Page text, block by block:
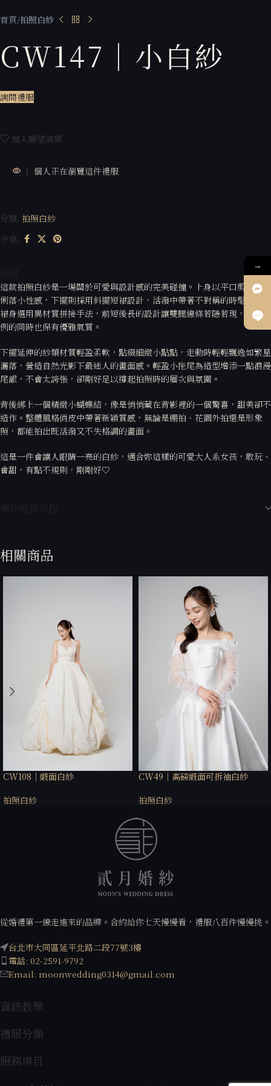
首頁 拍照白紗
CW147｜小白紗
詢問禮服
加入願望清單
1 個人正在瀏覽這件禮服
分類: 拍照白紗
分享:
這款拍照白紗是一場關於可愛與設計感的完美碰撞。上身以平口剪裁展現
俐落小性感，下擺則採用斜擺短裙設計，活潑中帶著不對稱的時髦態度。
裙身選用異材質拼接手法，前短後長的設計讓雙腿線條若隱若現，拉長比
例的同時也保有優雅氣質。
下擺延伸的紗類材質輕盈柔軟，點綴細緻小點點，走動時輕輕飄逸如繁星
灑落，營造自然光影下最迷人的畫面感。輕盈小拖尾為造型增添一點浪漫
尾韻，不會太誇張，卻剛好足以撐起拍照時的層次與氛圍。
背後綁上一個精緻小蝴蝶結，像是悄悄藏在背影裡的一個驚喜，甜美卻不
造作。整體風格俏皮中帶著新穎質感，無論是棚拍、花園外拍還是形象
照，都能拍出既活潑又不失格調的畫面。
這是一件會讓人眼睛一亮的白紗，適合妳這樣的可愛大人系女孩，敢玩、
會甜，有點不規則，剛剛好♡
相關商品
CW108｜緞面白紗
拍照白紗
CW49｜高磅緞面可拆袖白紗
拍照白紗
從婚禮第一線走進來的品牌。合約給你七天慢慢看，禮服八百件慢慢挑。
台北市大同區延平北路二段77號3樓
電話: 02-2591-9792
Email: moonwedding0314@gmail.com
資訊教學
禮服分類
服務項目
→